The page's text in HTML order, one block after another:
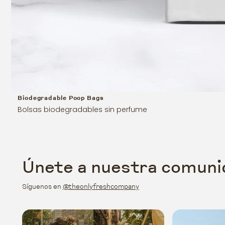
Biodegradable Poop Bags
Bolsas biodegradables sin perfume
Únete a nuestra
Síguenos en @theonlyfreshcompany